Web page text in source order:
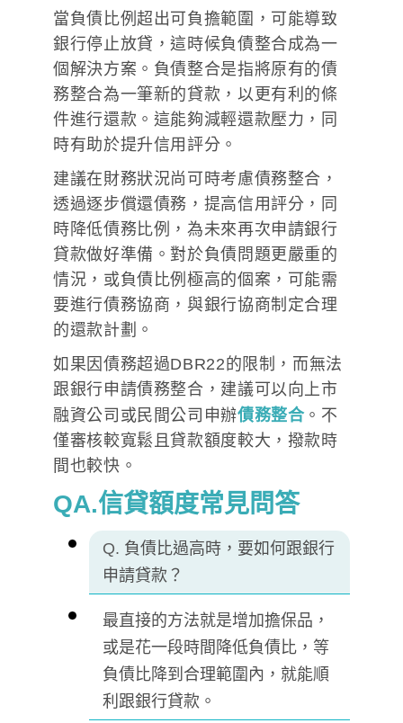
當負債比例超出可負擔範圍，可能導致
銀行停止放貸，這時候負債整合成為一
個解決方案。負債整合是指將原有的債
務整合為一筆新的貸款，以更有利的條
件進行還款。這能夠減輕還款壓力，同
時有助於提升信用評分。
建議在財務狀況尚可時考慮債務整合，
透過逐步償還債務，提高信用評分，同
時降低債務比例，為未來再次申請銀行
貸款做好準備。對於負債問題更嚴重的
情況，或負債比例極高的個案，可能需
要進行債務協商，與銀行協商制定合理
的還款計劃。
如果因債務超過DBR22的限制，而無法
跟銀行申請債務整合，建議可以向上市
融資公司或民間公司申辦債務整合。不
僅審核較寬鬆且貸款額度較大，撥款時
間也較快。
QA.信貸額度常見問答
Q. 負債比過高時，要如何跟銀行
申請貸款？
最直接的方法就是增加擔保品，
或是花一段時間降低負債比，等
負債比降到合理範圍內，就能順
利跟銀行貸款。